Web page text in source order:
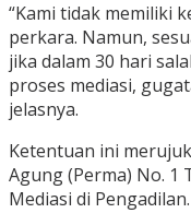
“Kami tidak memiliki
perkara. Namun,
jika dalam 30 hari
proses mediasi,
jelasnya.
Ketentuan ini
Agung (Perma) No. 1
Mediasi di Pengadilan.